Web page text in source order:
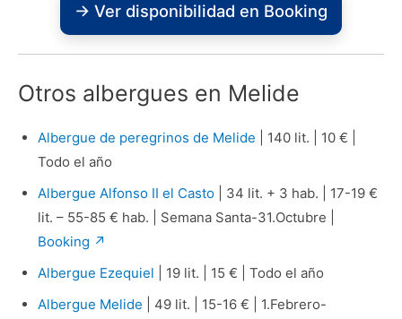
→ Ver disponibilidad en Booking
Otros albergues en Melide
Albergue de peregrinos de Melide
| 140 lit. | 10 € |
Todo el año
Albergue Alfonso II el Casto| 34 lit. + 3 hab. | 17-19 €
lit. – 55-85 € hab. | Semana Santa-31.Octubre |
Booking ↗
Albergue Ezequiel | 19 lit. | 15 € | Todo el año
Albergue Melide | 49 lit. | 15-16 € | 1.Febrero-